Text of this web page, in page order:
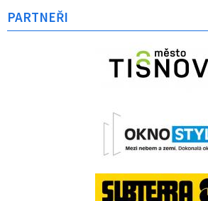
PARTNEŘI